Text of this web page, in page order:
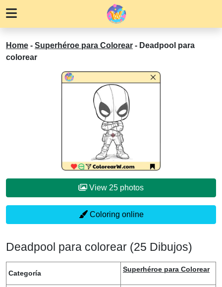
Home - Superhéroe para Colorear - Deadpool para
colorear
View 25 photos
Coloring online
Deadpool para colorear (25 Dibujos)
Categoría Superhéroe para Colorear